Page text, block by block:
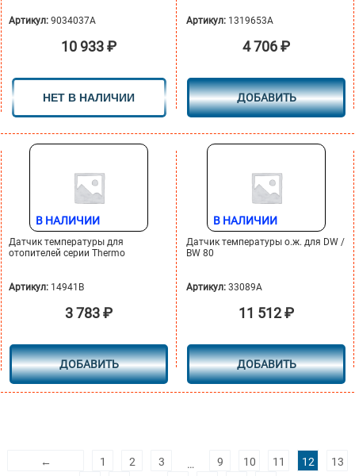
Артикул: 9034037A
10 933₽
НЕТ В НАЛИЧИИ
Артикул: 1319653A
4 706₽
ДОБАВИТЬ
В НАЛИЧИИ
Датчик температуры для
отопителей серии Thermo
Артикул: 14941B
3 783₽
ДОБАВИТЬ
В НАЛИЧИИ
Датчик температуры о.ж. для DW /
BW 80
Артикул: 33089A
11 512₽
ДОБАВИТЬ
← 1 2 3 … 9 10 11 12
13